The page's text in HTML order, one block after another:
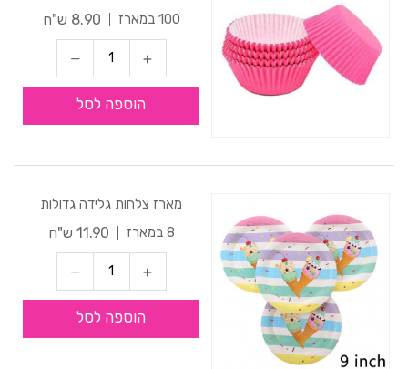
100 במארז
8.90 ש"ח
הוספה לסל
מארז צלחות גלידה גדולות
8 במארז
11.90 ש"ח
הוספה לסל